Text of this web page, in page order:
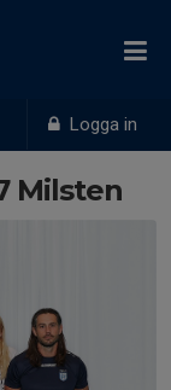
Logga in
Milsten